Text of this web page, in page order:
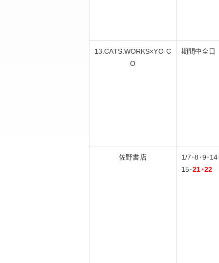
13.CATS.WORKS×YO-C
O
期間中全日
佐野書店
1/7･8･9･14
15･21･22